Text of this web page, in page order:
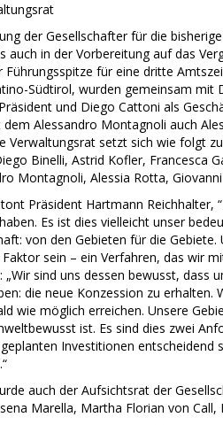
der Gesellschafter für die
auch in der Vorbereitung auf das
Führungsspitze für eine dritte
Südtirol, wurden gemeinsam
und Diego Cattoni als
Alessandro Montagnoli auch
Verwaltungsrat setzt sich wie folgt
Binelli, Astrid Kofler, Francesca
Montagnoli, Alessia Rotta,
Präsident Hartmann
Es ist dies vielleicht unser
von den Gebieten für die
sein – ein Verfahren, das wir
sind uns dessen bewusst, dass
die neue Konzession zu
wie möglich erreichen. Unsere
ist. Es sind dies zwei
Investitionen
auch der Aufsichtsrat der
Marella, Martha Florian von